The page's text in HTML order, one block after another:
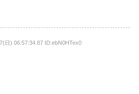
日) 06:57:34.87 ID:ebN0HTex0